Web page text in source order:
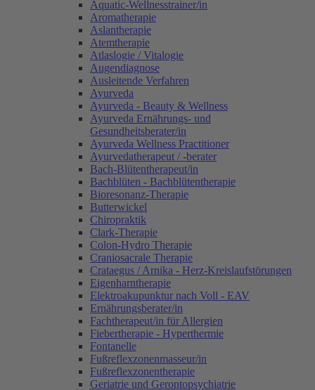
Aquatic-Wellnesstrainer/in
Aromatherapie
Aslantherapie
Atemtherapie
Atlaslogie / Vitalogie
Augendiagnose
Ausleitende Verfahren
Ayurveda
Ayurveda - Beauty & Wellness
Ayurveda Ernährungs- und
Gesundheitsberater/in
Ayurveda Wellness Practitioner
Ayurvedatherapeut / -berater
Bach-Blütentherapeut/in
Bachblüten - Bachblütentherapie
Bioresonanz-Therapie
Butterwickel
Chiropraktik
Clark-Therapie
Colon-Hydro Therapie
Craniosacrale Therapie
Crataegus / Arnika - Herz-Kreislaufstörungen
Eigenharntherapie
Elektroakupunktur nach Voll - EAV
Ernährungsberater/in
Fachtherapeut/in für Allergien
Fiebertherapie - Hyperthermie
Fontanelle
Fußreflexzonenmasseur/in
Fußreflexzonentherapie
Geriatrie und Gerontopsychiatrie